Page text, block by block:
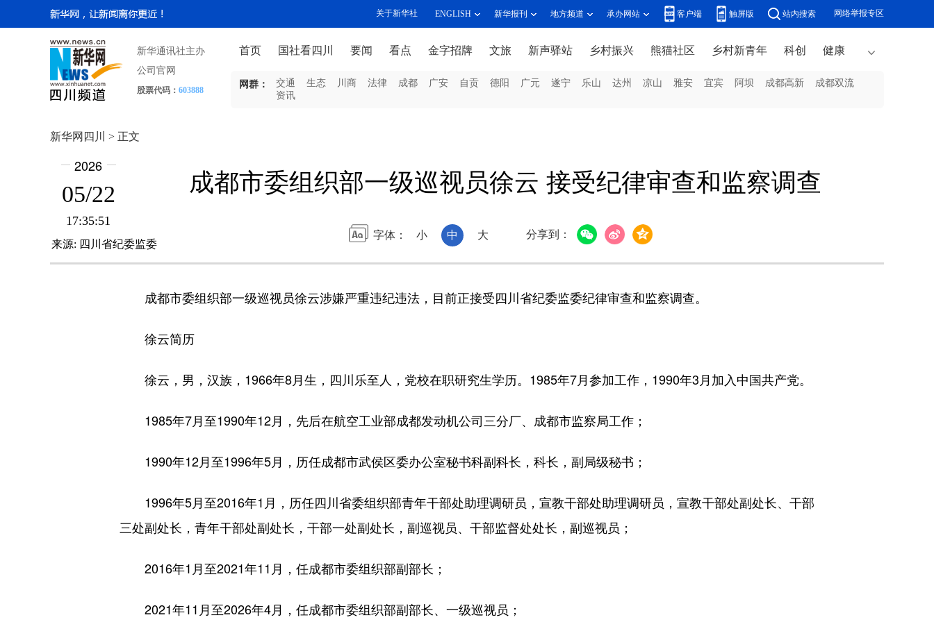
关于新华社 ENGLISH 新华报刊 地方频道 承办网站 客户端 触屏版 站内搜索 网络举报专区
新华通讯社主办
公司官网
股票代码： 603888
首页 国社看四川 要闻 看点 金字招牌 文旅 新声驿站 乡村振兴 熊猫社区 乡村新青年 科创 健康
网群： 交通 生态 川商 法律 成都 广安 自贡 德阳 广元 遂宁 乐山 达州 凉山 雅安 宜宾 阿坝 成都高新
成都双流
资讯
新华网四川 > 正文
2026
05/22
17:35:51
来源: 四川省纪委监委
成都市委组织部一级巡视员徐云 接受纪律审查和监察调查
字体： 小 中 大 分享到：
成都市委组织部一级巡视员徐云涉嫌严重违纪违法，目前正接受四川省纪委监委纪律审查和监察调查。
徐云简历
徐云，男，汉族，1966年8月生，四川乐至人，党校在职研究生学历。1985年7月参加工作，1990年3月加入中国共产党。
1985年7月至1990年12月，先后在航空工业部成都发动机公司三分厂、成都市监察局工作；
1990年12月至1996年5月，历任成都市武侯区委办公室秘书科副科长，科长，副局级秘书；
1996年5月至2016年1月，历任四川省委组织部青年干部处助理调研员，宣教干部处助理调研员，宣教干部处副处长、干部
三处副处长，青年干部处副处长，干部一处副处长，副巡视员、干部监督处处长，副巡视员；
2016年1月至2021年11月，任成都市委组织部副部长；
2021年11月至2026年4月，任成都市委组织部副部长、一级巡视员；